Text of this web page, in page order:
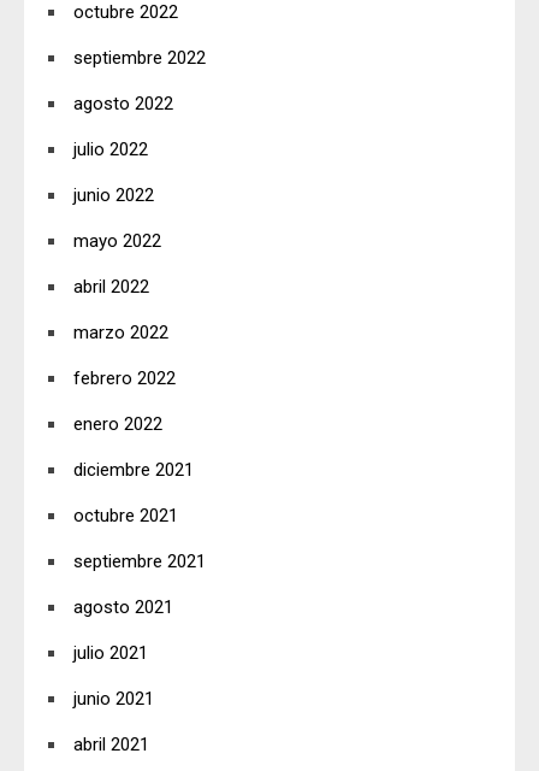
octubre 2022
septiembre 2022
agosto 2022
julio 2022
junio 2022
mayo 2022
abril 2022
marzo 2022
febrero 2022
enero 2022
diciembre 2021
octubre 2021
septiembre 2021
agosto 2021
julio 2021
junio 2021
abril 2021